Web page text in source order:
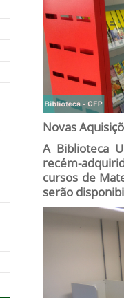
Novas
A Biblioteca
recém-
cursos de
serão